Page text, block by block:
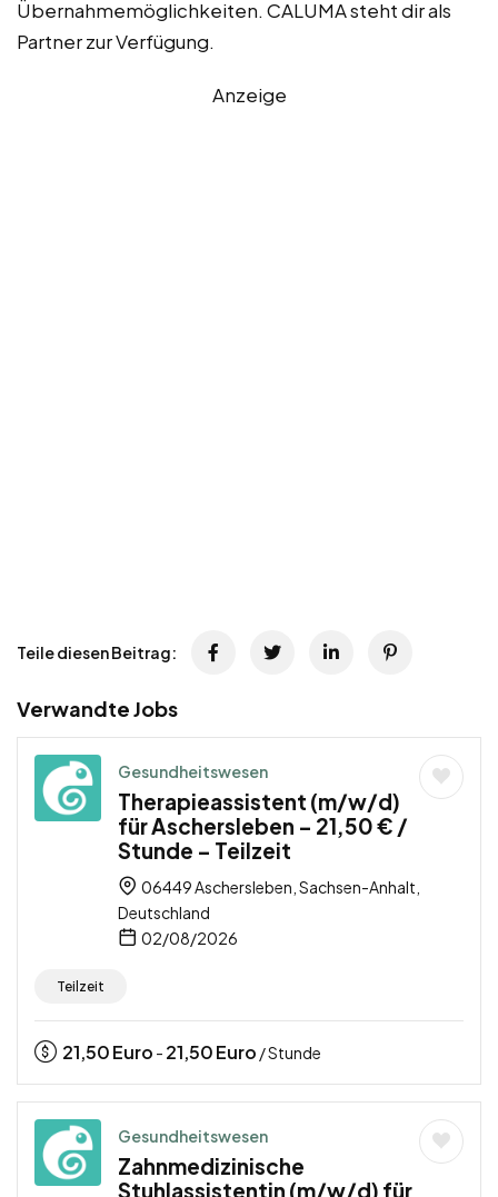
Übernahmemöglichkeiten. CALUMA steht dir als
Partner zur Verfügung.
Anzeige
Teile diesen Beitrag:
Verwandte Jobs
Gesundheitswesen
Therapieassistent (m/w/d)
für Aschersleben – 21,50 € /
Stunde – Teilzeit
06449 Aschersleben, Sachsen-Anhalt,
Deutschland
02/08/2026
Teilzeit
21,50Euro - 21,50Euro / Stunde
Gesundheitswesen
Zahnmedizinische
Stuhlassistentin (m/w/d) für